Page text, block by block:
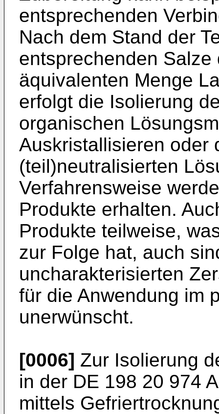
entsprechenden
Nach dem Stand der
entsprechenden
äquivalenten Menge
erfolgt die Isolierung
organischen
Auskristallisieren oder
(teil)neutralisierten
Verfahrensweise
Produkte erhalten.
Produkte teilweise,
zur Folge hat, auch
uncharakterisierten
für die Anwendung im
unerwünscht.
[0006] Zur Isolierung
in der DE 198 20 974
mittels